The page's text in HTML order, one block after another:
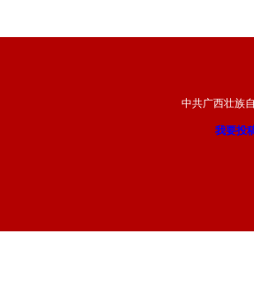
中共广西壮族
我要投